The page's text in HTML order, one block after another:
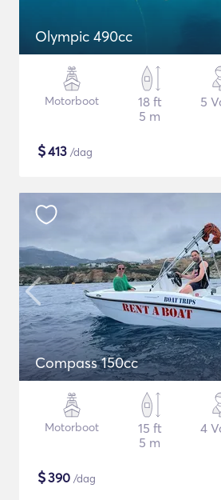
Olympic 490cc
Motorboot
18 ft
5 m
5
$413 /dag
Compass 150cc
Motorboot
15 ft
5 m
4
$390 /dag